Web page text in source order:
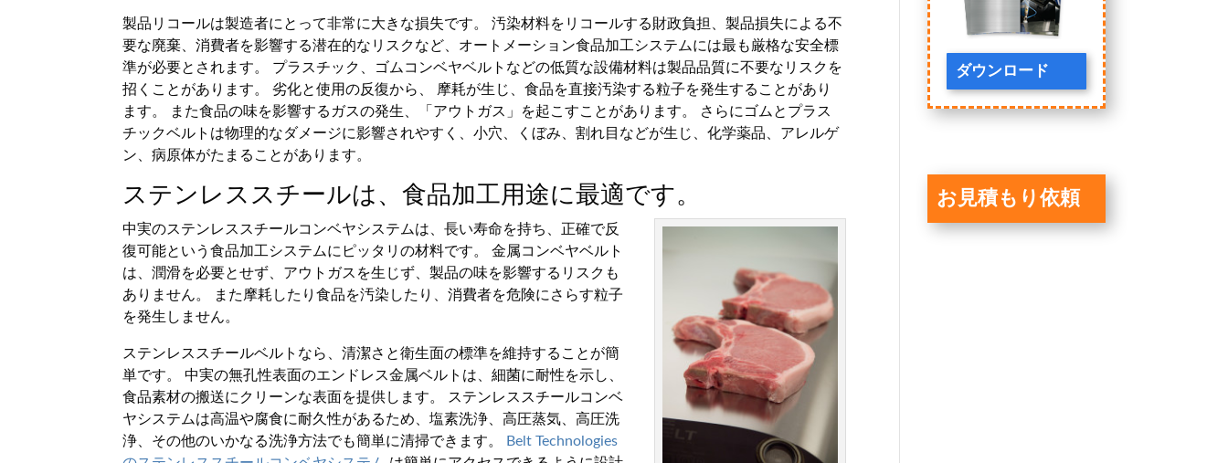
製品リコールは製造者にとって非常に大きな損失です。 汚染材料をリコールする財政負担、製品損失による不
要な廃棄、消費者を影響する潜在的なリスクなど、オートメーション食品加工システムには最も厳格な安全標
準が必要とされます。 プラスチック、ゴムコンベヤベルトなどの低質な設備材料は製品品質に不要なリスクを
招くことがあります。 劣化と使用の反復から、 摩耗が生じ、食品を直接汚染する粒子を発生することがあり
ます。 また食品の味を影響するガスの発生、「アウトガス」を起こすことがあります。 さらにゴムとプラス
チックベルトは物理的なダメージに影響されやすく、小穴、くぼみ、割れ目などが生じ、化学薬品、アレルゲ
ン、病原体がたまることがあります。
ステンレススチールは、食品加工用途に最適です。
中実のステンレススチールコンベヤシステムは、長い寿命を持ち、正確で反
復可能という食品加工システムにピッタリの材料です。 金属コンベヤベルト
は、潤滑を必要とせず、アウトガスを生じず、製品の味を影響するリスクも
ありません。 また摩耗したり食品を汚染したり、消費者を危険にさらす粒子
を発生しません。
ステンレススチールベルトなら、清潔さと衛生面の標準を維持することが簡
単です。 中実の無孔性表面のエンドレス金属ベルトは、細菌に耐性を示し、
食品素材の搬送にクリーンな表面を提供します。 ステンレススチールコンベ
ヤシステムは高温や腐食に耐久性があるため、塩素洗浄、高圧蒸気、高圧洗
浄、その他のいかなる洗浄方法でも簡単に清掃できます。
Belt Technologies
ダウンロード
お見積もり依頼